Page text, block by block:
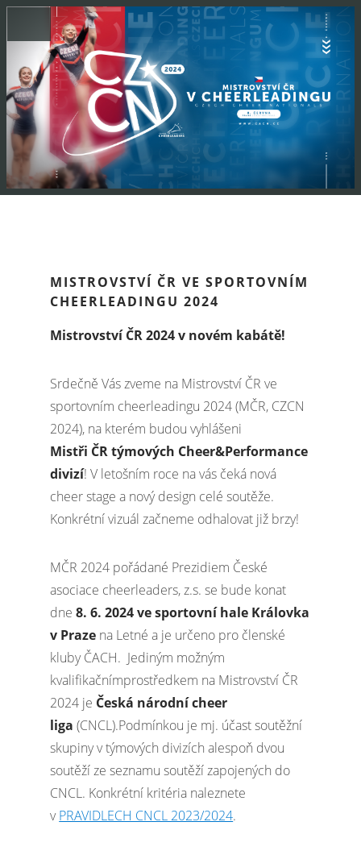
MISTROVSTVÍ ČR VE SPORTOVNÍM
CHEERLEADINGU 2024
Mistrovství ČR 2024 v novém kabátě!
Srdečně Vás zveme na Mistrovství ČR ve
sportovním cheerleadingu 2024 (MČR, CZCN
2024), na kterém budou vyhlášeni
Mistři ČR týmových Cheer&Performance
divizí! V letošním roce na vás čeká nová
cheer stage a nový design celé soutěže.
Konkrétní vizuál začneme odhalovat již brzy!
MČR 2024 pořádané Prezidiem České
asociace cheerleaders, z.s. se bude konat
dne 8. 6. 2024 ve sportovní hale Královka
v Praze na Letné a je určeno pro členské
kluby ČACH. Jediným možným
kvalifikačnímprostředkem na Mistrovství ČR
2024 je Česká národní cheer
liga (CNCL).Podmínkou je mj. účast soutěžní
skupiny v týmových divizích alespoň dvou
soutěží ze seznamu soutěží zapojených do
CNCL. Konkrétní kritéria naleznete
vPRAVIDLECH CNCL 2023/2024.